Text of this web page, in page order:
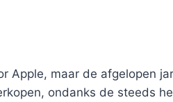
Apple, maar de afgelopen
ondanks de steeds